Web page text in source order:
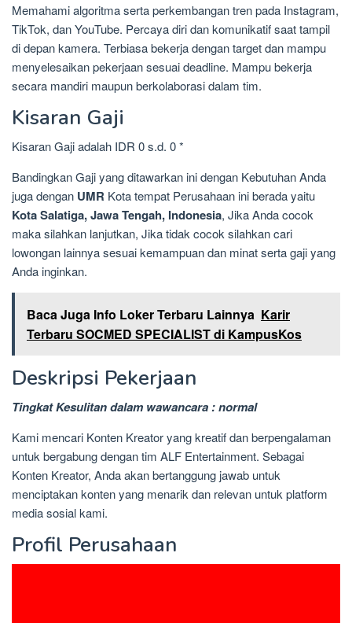
Memahami algoritma serta perkembangan tren pada Instagram,
TikTok, dan YouTube. Percaya diri dan komunikatif saat tampil
di depan kamera. Terbiasa bekerja dengan target dan mampu
menyelesaikan pekerjaan sesuai deadline. Mampu bekerja
secara mandiri maupun berkolaborasi dalam tim.
Kisaran Gaji
Kisaran Gaji adalah IDR 0 s.d. 0 *
Bandingkan Gaji yang ditawarkan ini dengan Kebutuhan Anda
juga dengan UMR Kota tempat Perusahaan ini berada yaitu
Kota Salatiga, Jawa Tengah, Indonesia, Jika Anda cocok
maka silahkan lanjutkan, Jika tidak cocok silahkan cari
lowongan lainnya sesuai kemampuan dan minat serta gaji yang
Anda inginkan.
Baca Juga Info Loker Terbaru Lainnya Karir
Terbaru SOCMED SPECIALIST di KampusKos
Deskripsi Pekerjaan
Tingkat Kesulitan dalam wawancara : normal
Kami mencari Konten Kreator yang kreatif dan berpengalaman
untuk bergabung dengan tim ALF Entertainment. Sebagai
Konten Kreator, Anda akan bertanggung jawab untuk
menciptakan konten yang menarik dan relevan untuk platform
media sosial kami.
Profil Perusahaan